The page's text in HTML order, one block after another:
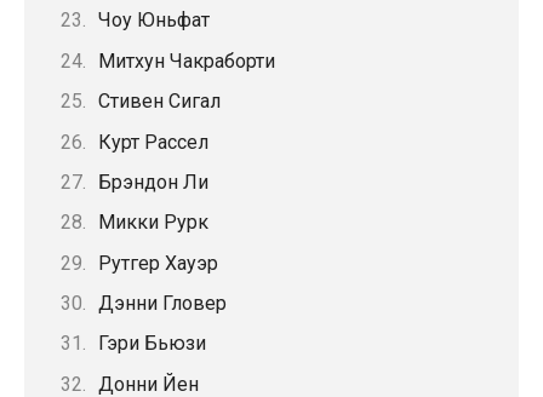
Чоу Юньфат
Митхун Чакраборти
Стивен Сигал
Курт Рассел
Брэндон Ли
Микки Рурк
Рутгер Хауэр
Дэнни Гловер
Гэри Бьюзи
Донни Йен